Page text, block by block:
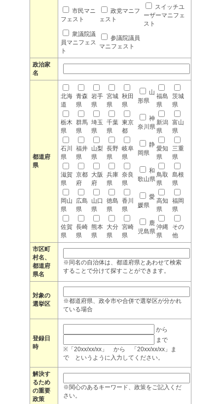
市民マニ
フェスト
政党マニフ
ェスト
スイッチユ
ーザーマニフェ
スト
衆議院議
員マニフェス
ト
参議院議員
マニフェスト
政治家
名
都道府
県
北海
道
青森
県
岩手
県
宮城
県
秋田
県
山
形県
福島
県
茨城
県
栃木
県
群馬
県
埼玉
県
千葉
県
東京
都
神
奈川県
新潟
県
富山
県
石川
県
福井
県
山梨
県
長野
県
岐阜
県
静
岡県
愛知
県
三重
県
滋賀
県
京都
府
大阪
府
兵庫
県
奈良
県
和
歌山県
鳥取
県
島根
県
岡山
県
広島
県
山口
県
徳島
県
香川
県
愛
媛県
高知
県
福岡
県
佐賀
県
長崎
県
熊本
県
大分
県
宮崎
県
鹿
児島県
沖縄
県
その
他
市区町
村名、
都道府
県名
※同名の自治体は、都道府県とあわせて検索
することで分けて探すことができます。
対象の
選挙区
※都道府県、政令市や合併で選挙区が分かれ
ている場合
登録日
時
から
まで
※「20xx/xx/xx」 から 「20xx/xx/xx」ま
で というように入力してください。
解決す
るため
の重要
政策
※関心のあるキーワード、政策をご記入くだ
さい。